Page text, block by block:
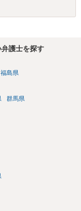
護士を探す
福島県
群馬県